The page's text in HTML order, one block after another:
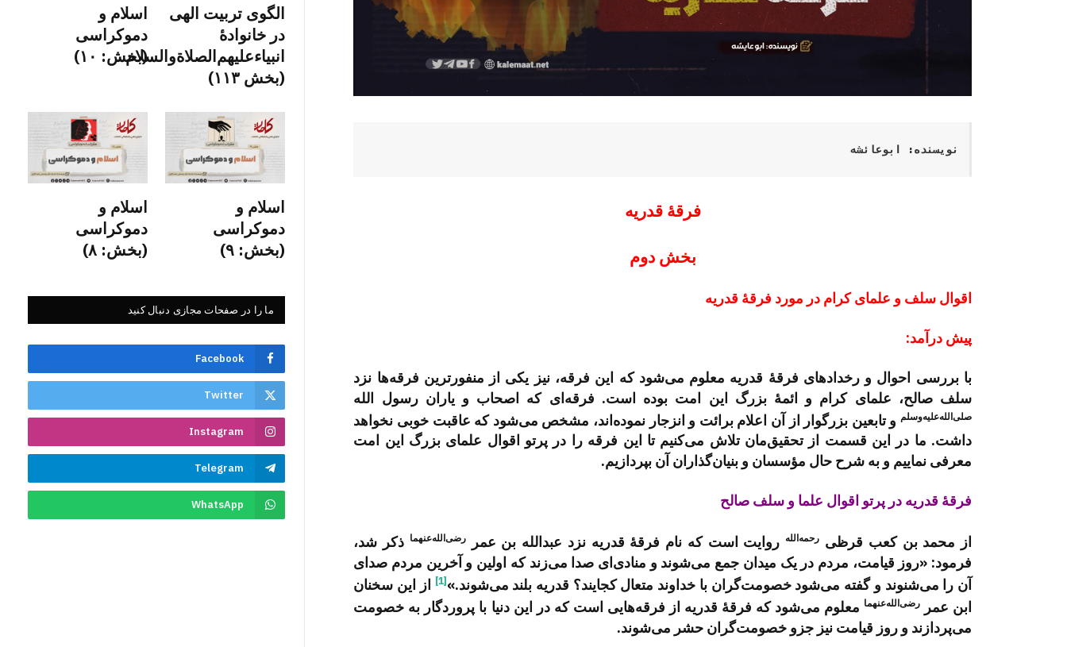
نویسنده: ابوعائشه
فرقۀ قدریه
بخش دوم
اقوال سلف و علمای کرام در مورد فرقۀ قدریه
پیش درآمد:
با بررسی احوال و رخدادهای فرقۀ قدریه معلوم می‌شود که این فرقه، نیز یکی از منفورترین فرقه‌ها نزد
سلف صالح، علمای کرام و ائمۀ بزرگ این امت بوده است. فرقه‌ای که اصحاب و یاران رسول الله
صلی‌الله‌علیه‌وسلمو تابعین بزرگوار از آن اعلام برائت و انزجار نموده‌اند، مشخص می‌شود که عاقبت خوبی نخواهد
داشت. ما در این قسمت از تحقیق‌مان تلاش می‌کنیم تا این فرقه را در پرتو اقوال علمای بزرگ این امت
معرفی نماییم و به شرح حال مؤسسان و بنیان‌گذاران آن بپردازیم.
فرقۀ قدریه در پرتو اقوال علما و سلف صالح
از محمد بن کعب قرظی رحمه‌الله روایت است که نام فرقۀ قدریه نزد عبدالله بن عمررضی‌الله‌عنهما ذکر شد،
فرمود: «روز قیامت، مردم در یک میدان جمع می‌شوند و منادی‌ای صدا می‌زند که اولین و آخرین مردم صدای
آن را می‌شنوند و گفته می‌شود خصومت‌گران با خداوند متعال کجایند؟ قدریه بلند می‌شوند.»[1]
از این سخنان
ابن عمررضی‌الله‌عنهما معلوم می‌شود که فرقۀ قدریه از فرقه‌هایی است که در این دنیا با پروردگار به خصومت
می‌پردازند و روز قیامت نیز جزو خصومت‌گران حشر می‌شوند.
الگوی تربیت الهی
در خانوادۀ
انبیاءعلیهم‌الصلاةو‌السلام
(بخش ۱۱۳)
اسلام و
دموکراسی
(بخش: ۱۰)
اسلام و
دموکراسی
(بخش: ۹)
اسلام و
دموکراسی
(بخش: ۸)
ما را در صفحات مجازی دنبال کنید
Facebook
Twitter
Instagram
Telegram
WhatsApp